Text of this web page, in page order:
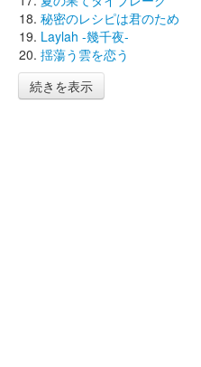
秘密のレシピは君のため
Laylah -幾千夜-
揺蕩う雲を恋う
続きを表示